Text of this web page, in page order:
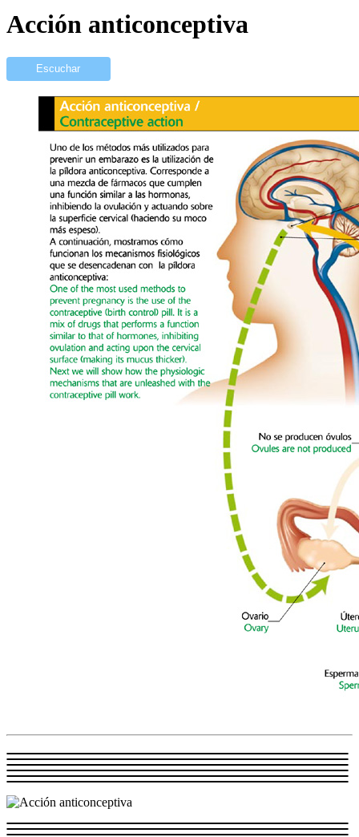
Acción anticonceptiva
Escuchar